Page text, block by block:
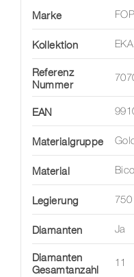
Marke
Kollektion EKA
Referenz
Nummer
EAN
Materialgruppe
Material
Legierung 750
Diamanten Ja
Diamanten
Gesamtanzahl
11